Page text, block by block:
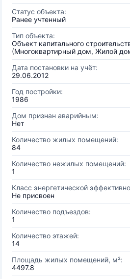
Статус объекта:
Ранее учтенный
Тип объекта:
Объект капитального
(Многоквартирный дом, Жилой
Дата постановки на учёт:
29.06.2012
Год постройки:
1986
Дом признан аварийным:
Нет
Количество жилых помещений:
84
Количество нежилых помещений:
1
Класс энергетической
Не присвоен
Количество подъездов:
1
Количество этажей:
14
Площадь жилых помещений, м²:
4497.8